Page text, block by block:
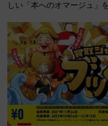
しい「本へのオマージュ」